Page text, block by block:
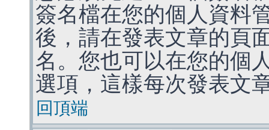
簽名檔在您的個人資料
後，請在發表文章的頁
名。您也可以在您的個
選項，這樣每次發表文
回頂端